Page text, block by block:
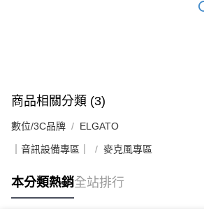
商品相關分類 (3)
數位/3C品牌 ELGATO
｜音訊設備專區｜ 麥克風專區
本分類熱銷全站排行